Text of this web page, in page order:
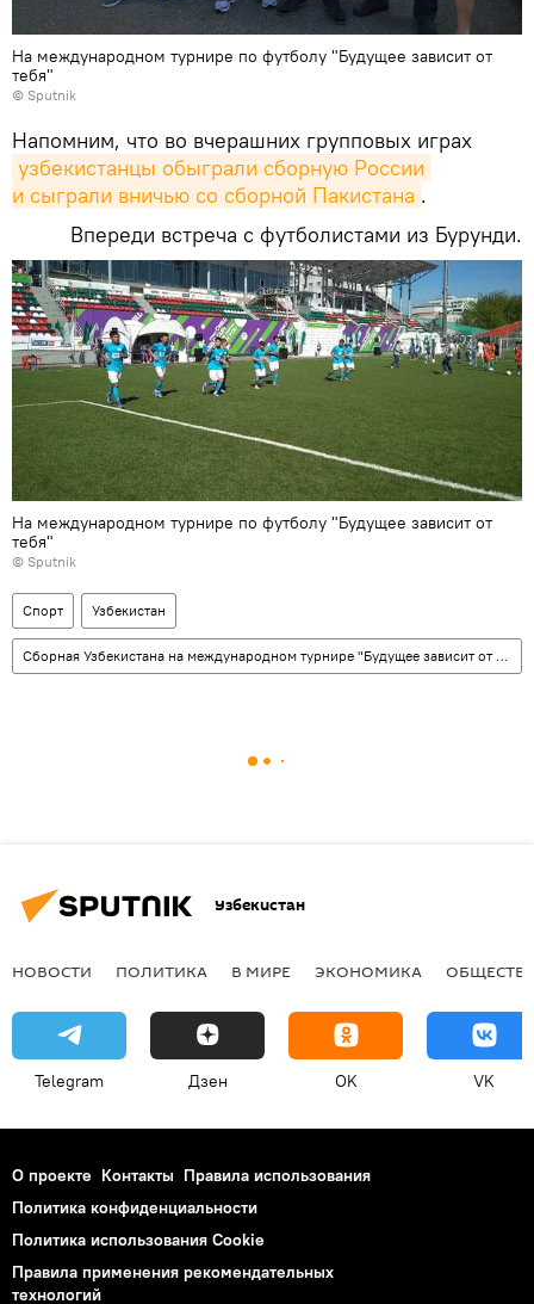
На международном турнире по футболу "Будущее зависит от
тебя"
© Sputnik
Напомним, что во вчерашних групповых играх
узбекистанцы обыграли сборную России
и сыграли вничью со сборной Пакистана .
Впереди встреча с футболистами из Бурунди.
На международном турнире по футболу "Будущее зависит от
тебя"
© Sputnik
Спорт Узбекистан
Сборная Узбекистана на международном турнире "Будущее зависит от тебя"
Узбекистан
НОВОСТИ ПОЛИТИКА В МИРЕ ЭКОНОМИКА
Telegram Дзен OK VK
О проекте Контакты Правила использования
Политика конфиденциальности
Политика использования Cookie
Правила применения рекомендательных
технологий